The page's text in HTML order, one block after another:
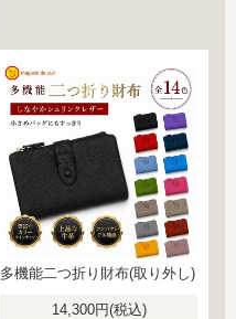
多機能二つ折り財布(取り外し)
14,300円(税込)